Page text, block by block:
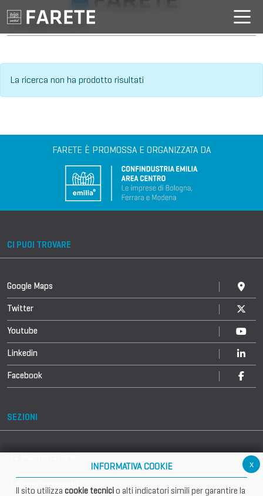
VILLAGGIO DELL'IA
La ricerca non ha prodotto risultati
FARETE È PROMOSSA E ORGANIZZATA DA
CI PUOI TROVARE
Google Maps
Twitter
Youtube
Linkedin
Facebook
SEZIONI
x
INFORMATIVA COOKIE
Il sito utilizza cookie tecnicio alti indicatori simili per garantire la